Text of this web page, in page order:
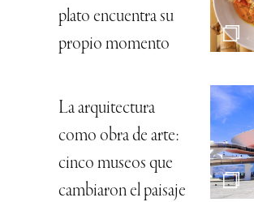
plato encuentra su
propio momento
La arquitectura
como obra de arte:
cinco museos que
cambiaron el paisaje